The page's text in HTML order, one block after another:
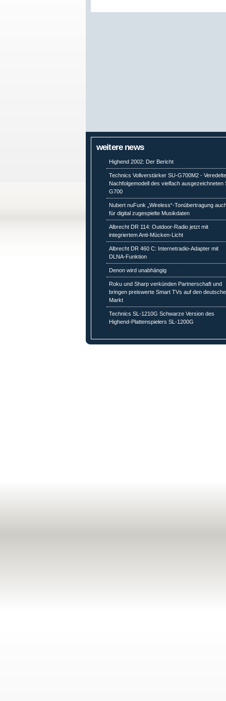
weitere news
Highend 2002: Der Bericht
Technics Vollverstärker SU-G700M2 -
Nachfolgemodell des vielfach ausgezeichneten
G700
Nubert nuFunk „Wireless“-Tonübertragung
für digital zugespielte Musikdaten
Albrecht DR 114: Outdoor-Radio jetzt mit
integriertem Anti-Mücken-Licht
Albrecht DR 460 C: Internetradio-Adapter mit
DLNA-Funktion
Denon wird unabhängig
Roku und Sharp verkünden Partnerschaft und
bringen preiswerte Smart TVs auf den
Markt
Technics SL-1210G Schwarze Version des
Highend-Plattenspielers SL-1200G